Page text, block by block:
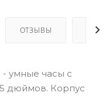
ОТЗЫВЫ КАК
- умные часы с
дюймов. Корпус